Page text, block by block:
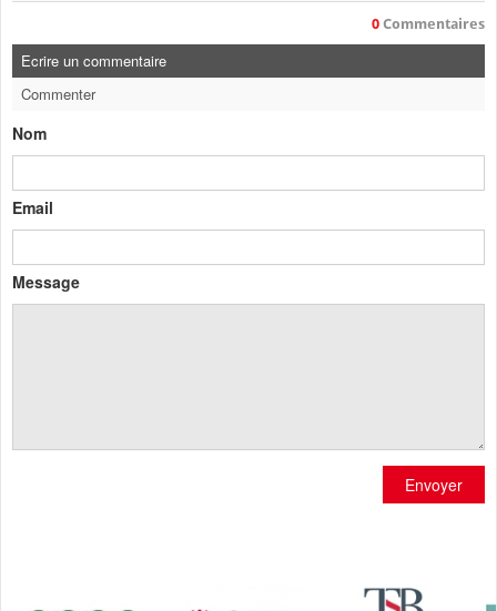
0 Commentaires
Ecrire un commentaire
Commenter
Nom
Email
Message
Envoyer